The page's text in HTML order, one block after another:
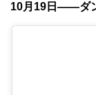
10月19日——ダ